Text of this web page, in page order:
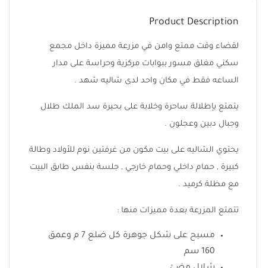
Product Description
لقضاء وقت ممتع وامن في مزرعة مميزة داخل مجمع
سكني مغلق مسور ببوابات مركزية وحراسة على مدار
الساعه فقط في مكان واحد لدى شاليه شهد .
يتمتع بإطلالة ساحرة وخلابة على بحيرة سد الملك طلال
وجبال دبين وعجلون .
يحتوي الشاليه على بيت مكون من غرفتين نوم للأولاد وطالة
كبيرة , حمام داخلي وحمام خارجي , جلسة بنفس طابق البيت
مع مظلة كرميد .
تتمتع المزرعة بعدة مميزات منها :
مسبح على شكل جوهرة كل ضلع 7 م وعمق
160 سم